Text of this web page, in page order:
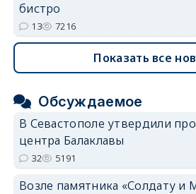
бистро
13 7216
Показать все
Обсуждаемое
В Севастополе утвердили
центра Балаклавы
32 5191
Возле памятника «Солдату и